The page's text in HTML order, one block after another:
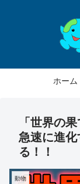
ホーム
「世界の
急速に進
る！！
動物